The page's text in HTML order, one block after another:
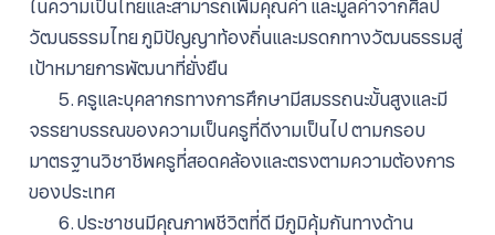
ในความเป็นไทยและสามารถเพิ่มคุณค่า และมูลค่าจากศิลป
วัฒนธรรมไทย ภูมิปัญญาท้องถิ่นและมรดกทางวัฒนธรรมสู่
เป้าหมายการพัฒนาที่ยั่งยืน
5. ครูและบุคลากรทางการศึกษามีสมรรถนะขั้นสูงและมี
จรรยาบรรณของความเป็นครูที่ดีงามเป็นไป ตามกรอบ
มาตรฐานวิชาชีพครูที่สอดคล้องและตรงตามความต้องการ
ของประเทศ
6. ประชาชนมีคุณภาพชีวิตที่ดี มีภูมิคุ้มกันทางด้าน